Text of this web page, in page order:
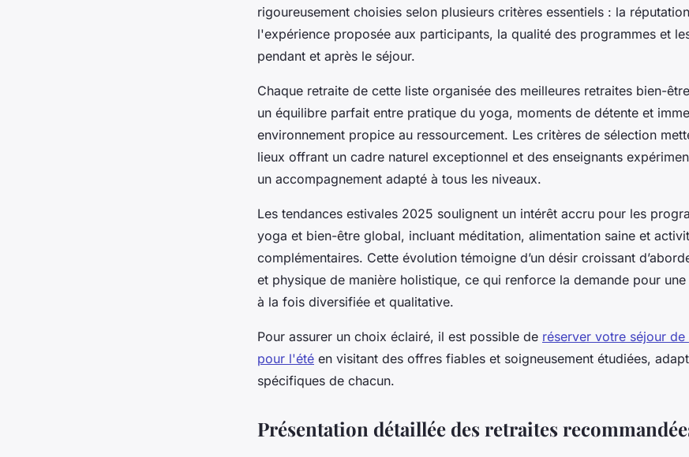
rigoureusement choisies selon plusieurs critères essentiels : la
l'expérience proposée aux participants, la qualité des programmes et
pendant et après le séjour.
Chaque retraite de cette liste organisée des meilleures retraites bien-
un équilibre parfait entre pratique du yoga, moments de détente et
environnement propice au ressourcement. Les critères de sélection
lieux offrant un cadre naturel exceptionnel et des enseignants
un accompagnement adapté à tous les niveaux.
Les tendances estivales 2025 soulignent un intérêt accru pour les
yoga et bien-être global, incluant méditation, alimentation saine et
complémentaires. Cette évolution témoigne d’un désir croissant
et physique de manière holistique, ce qui renforce la demande pour
à la fois diversifiée et qualitative.
Pour assurer un choix éclairé, il est possible de réserver votre séjour
pour l'été en visitant des offres fiables et soigneusement étudiées,
spécifiques de chacun.
Présentation détaillée des retraites